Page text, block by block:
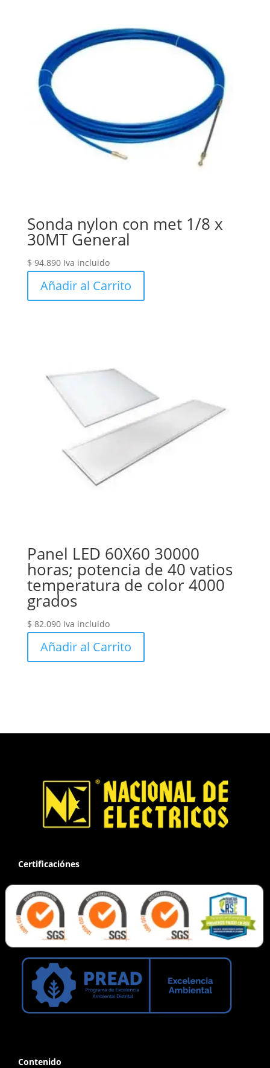
Sonda nylon con met 1/8 x
30MT General
$ 94.890 Iva incluido
Añadir al Carrito
Panel LED 60X60 30000
horas; potencia de 40 vatios
temperatura de color 4000
grados
$ 82.090 Iva incluido
Añadir al Carrito
Certificaciónes
Contenido